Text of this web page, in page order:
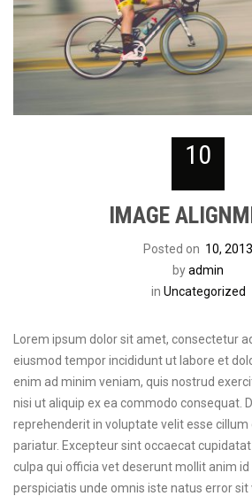
10
IMAGE
Posted on 10, 2013
byadmin
in Uncategorized
Lorem ipsum dolor sit amet, consectetur
eiusmod tempor incididunt ut labore et
enim ad minim veniam, quis nostrud
nisi ut aliquip ex ea commodo consequat.
reprehenderit in voluptate velit esse
pariatur. Excepteur sint occaecat
culpa qui officia vet deserunt mollit anim
perspiciatis unde omnis iste natus error